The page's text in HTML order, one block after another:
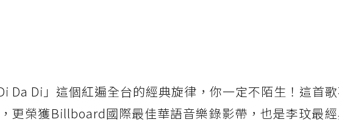
Da Di」這個紅遍全台的經典旋律，你一定不陌生！這首
更榮獲Billboard國際最佳華語音樂錄影帶，也是李玟最